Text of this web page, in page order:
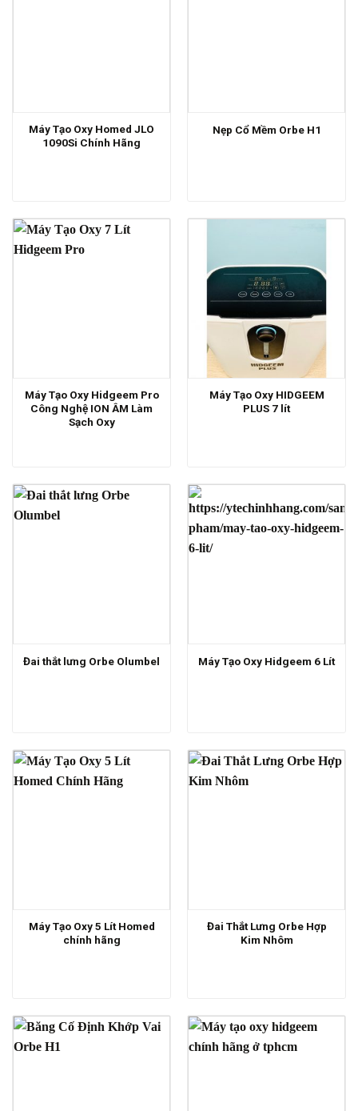
Máy Tạo Oxy Homed JLO
1090Si Chính Hãng
Nẹp Cổ Mềm Orbe H1
Máy Tạo Oxy Hidgeem Pro
Công Nghệ ION ÂM Làm
Sạch Oxy
Máy Tạo Oxy HIDGEEM
PLUS 7 lít
Đai thắt lưng Orbe Olumbel Máy Tạo Oxy Hidgeem 6 Lít
Máy Tạo Oxy 5 Lít Homed
chính hãng
Đai Thắt Lưng Orbe Hợp
Kim Nhôm